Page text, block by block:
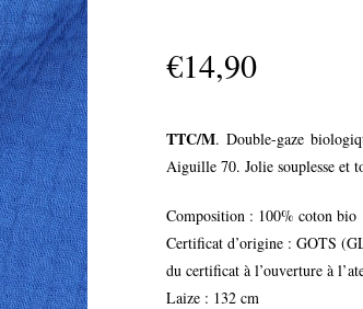
€14,90
TTC/M. Double-gaze
Aiguille 70. Jolie souplesse et
Composition : 100% coton bio
Certificat d’origine : GOTS
du certificat à l’ouverture à
Laize : 132 cm